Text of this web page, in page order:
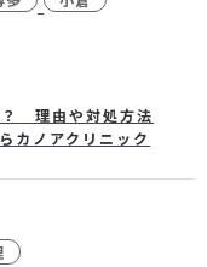
？ 理由や対処方法
カノアクリニック